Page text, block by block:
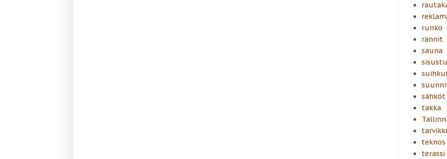
runko
rännit
sauna
sähköt
takka
teknos
terassi